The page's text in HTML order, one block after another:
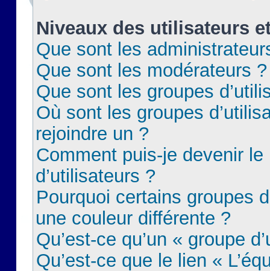
Niveaux des utilisateurs
Que sont les
Que sont les modérateurs ?
Que sont les groupes
Où sont les groupes
rejoindre un ?
Comment puis-je devenir le
d’utilisateurs ?
Pourquoi certains groupes
une couleur différente ?
Qu’est-ce qu’un « groupe
Qu’est-ce que le lien «